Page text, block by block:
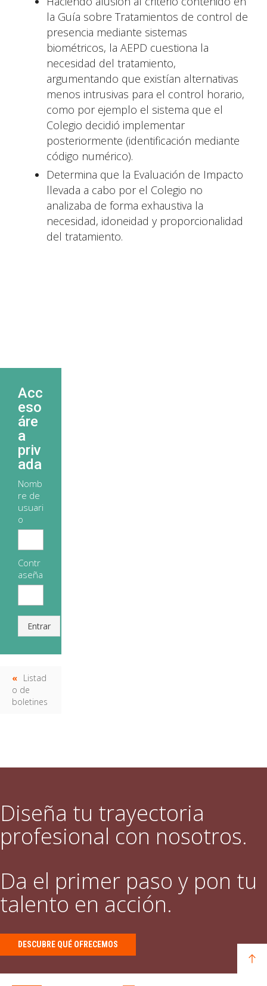
la Guía sobre Tratamientos de control de
presencia mediante sistemas
biométricos, la AEPD cuestiona la
necesidad del tratamiento,
argumentando que existían alternativas
menos intrusivas para el control horario,
como por ejemplo el sistema que el
Colegio decidió implementar
posteriormente (identificación mediante
código numérico).
Determina que la Evaluación de Impacto
llevada a cabo por el Colegio no
analizaba de forma exhaustiva la
necesidad, idoneidad y proporcionalidad
del tratamiento.
Acc
eso
áre
a
priv
ada
Nomb
re de
usuari
o
Contr
aseña
Entrar
Listad
o de
boletines
Diseña tu trayectoria
profesional con nosotros.
Da el primer paso y pon tu
talento en acción.
DESCUBRE QUÉ OFRECEMOS